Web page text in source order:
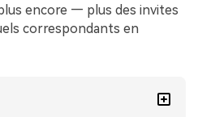
encore — plus des invites
correspondants en